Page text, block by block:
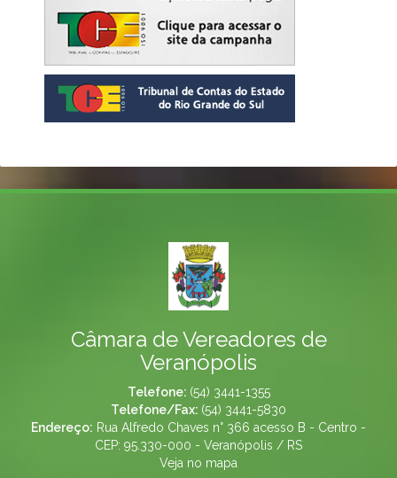
Câmara de Vereadores de
Veranópolis
Telefone: (54) 3441-1355
Telefone/Fax: (54) 3441-5830
Endereço: Rua Alfredo Chaves n° 366 acesso B - Centro -
CEP: 95.330-000 - Veranópolis / RS
Veja no mapa